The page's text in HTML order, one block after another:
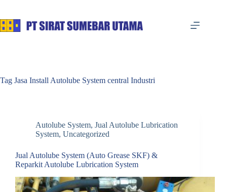
content
Tag Jasa Install Autolube System central Industri
Autolube System, Jual Autolube Lubrication
System, Uncategorized
Jual Autolube System (Auto Grease SKF) &
Reparkit Autolube Lubrication System